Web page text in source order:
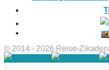
© 2014 - 2026 Reise-